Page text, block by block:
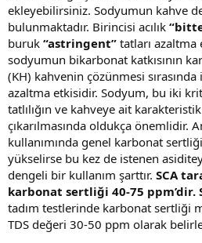
ekleyebilirsiniz. Sodyumun kahve
bulunmaktadır. Birincisi acılık
buruk “astringent” tatları
sodyumun bikarbonat katkısının
(KH) kahvenin çözünmesi
azaltma etkisidir. Sodyum, bu iki
tatlılığın ve kahveye ait
çıkarılmasında oldukça önemlidir.
kullanımında genel karbonat
yükselirse bu kez de istenen
dengeli bir kullanım şarttır. SCA
karbonat sertliği 40-75
tadım testlerinde karbonat sertliği
TDS değeri 30-50 ppm olarak